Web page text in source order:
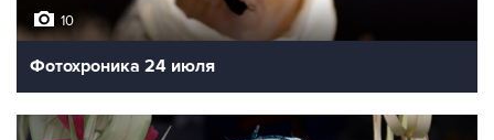
10
Фотохроника 24 июля